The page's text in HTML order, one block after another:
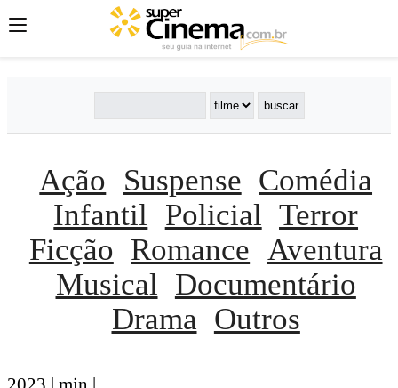
Ação Suspense Comédia
Infantil
Policial Terror
Ficção Romance Aventura
Musical
Documentário
Drama Outros